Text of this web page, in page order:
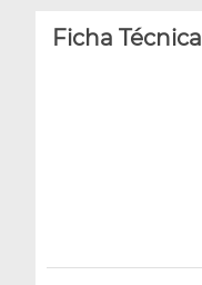
Ficha Técnica